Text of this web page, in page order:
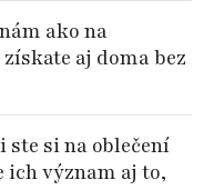
ako na
aj doma bez
si na oblečení
ich význam aj to,